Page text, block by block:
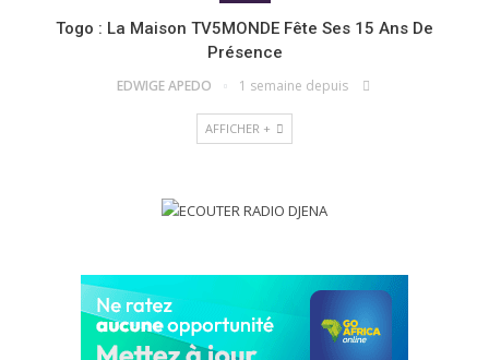
Togo : La Maison TV5MONDE Fête Ses 15 Ans De
Présence
EDWIGE APEDO 1 semaine depuis
AFFICHER +